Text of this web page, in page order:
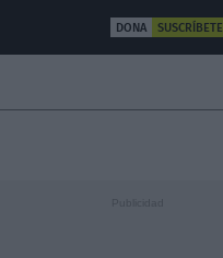
OTROS
DONA SUSCRÍBETE